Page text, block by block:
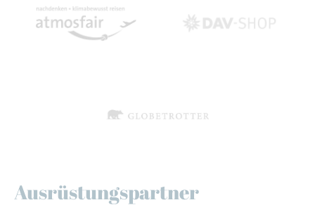
Ausrüstungspartner